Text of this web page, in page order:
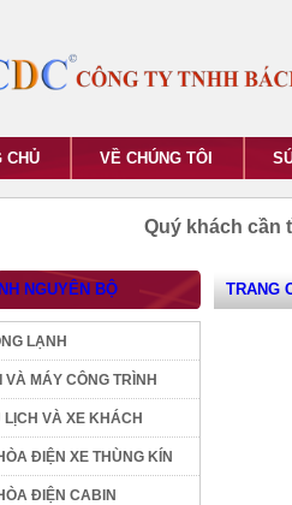
CHỦ VỀ CHÚNG TÔI
Quý khách cần
NGUYÊN BỘ
LẠNH
VÀ MÁY CÔNG TRÌNH
LỊCH VÀ XE KHÁCH
ĐIỆN XE THÙNG KÍN
ĐIỆN CABIN
TRANG